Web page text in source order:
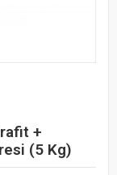
+
(5 Kg)